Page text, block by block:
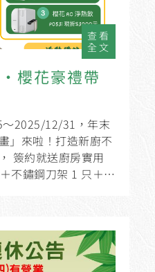
查看
全文
櫻花豪禮帶
2025/12/31，年末
」來啦！打造新廚不
簽約就送廚房實用
不鏽鋼刀架 1 只＋不